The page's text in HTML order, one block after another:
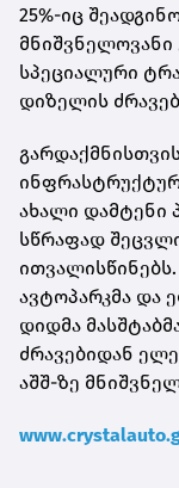
25%-იც
მნიშვნელოვანი
სპეციალური
დიზელის
ახალი დამტენი
სწრაფად
ავტოპარკმა და
დიდმა
ძრავებიდან
აშშ-ზე